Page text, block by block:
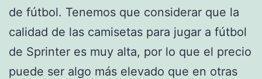
de fútbol. Tenemos que considerar que la
calidad de las camisetas para jugar a fútbol
de Sprinter es muy alta, por lo que el precio
puede ser algo más elevado que en otras